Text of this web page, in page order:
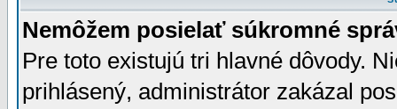
Nemôžem posielať súkromné
Pre toto existujú tri hlavné dôvody.
prihlásený, administrátor zakázal